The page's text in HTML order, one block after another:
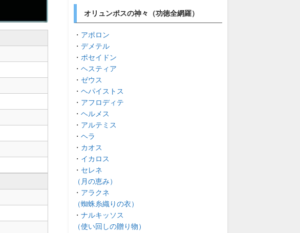
オリュンポスの神々（功徳全網羅）
・ アポロン
・ デメテル
・ ポセイドン
・ ヘスティア
・ ゼウス
・ ヘパイストス
・ アフロディテ
・ ヘルメス
・ アルテミス
・ ヘラ
・ カオス
・ イカロス
・ セレネ
（月の恵み）
・ アラクネ
（蜘蛛糸織りの衣）
・ ナルキッソス
（使い回しの贈り物）